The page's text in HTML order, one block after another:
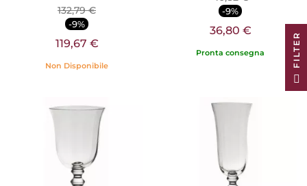
132,79 €
-9%
119,67 €
Non Disponibile
-9%
36,80 €
Pronta consegna R